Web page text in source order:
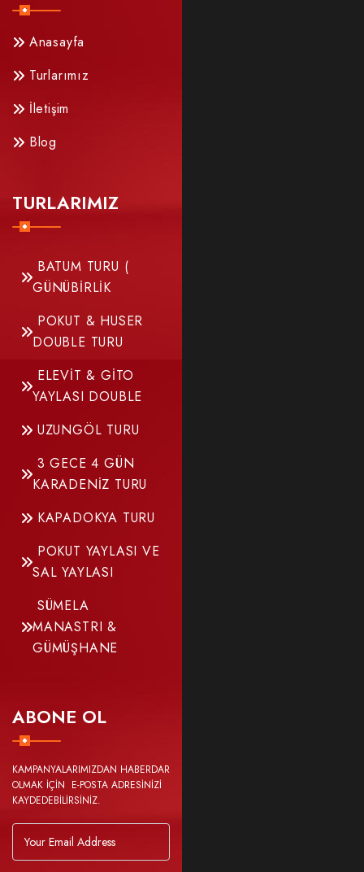
Anasayfa
Turlarımız
İletişim
Blog
TURLARIMIZ
BATUM TURU (
GÜNÜBİRLİK
POKUT & HUSER
DOUBLE TURU
ELEVİT & GİTO
YAYLASI DOUBLE
UZUNGÖL TURU
3 GECE 4 GÜN
KARADENİZ TURU
KAPADOKYA TURU
POKUT YAYLASI VE
SAL YAYLASI
SÜMELA
MANASTRI &
GÜMÜŞHANE
ABONE OL
KAMPANYALARIMIZDAN HABERDAR
OLMAK İÇİN E-POSTA ADRESİNİZİ
KAYDEDEBİLİRSİNİZ.